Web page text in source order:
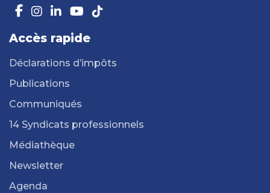
Accès rapide
Déclarations d’impôts
Publications
Communiqués
14 Syndicats professionnels
Médiathèque
Newsletter
Agenda